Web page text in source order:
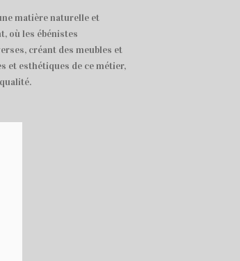
matière naturelle et
où les ébénistes
créant des meubles et
et esthétiques de ce métier,